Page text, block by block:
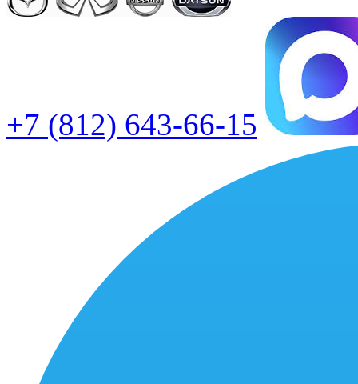
+7 (812) 643-66-15